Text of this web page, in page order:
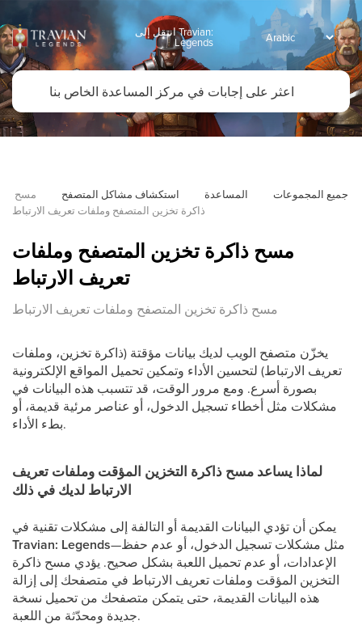
انتقل إلى Travian:
Legends
جميع المجموعات المساعدة استكشاف مشاكل المتصفح
مسح
ذاكرة تخزين المتصفح وملفات تعريف الارتباط
مسح ذاكرة تخزين المتصفح وملفات
تعريف الارتباط
مسح ذاكرة تخزين المتصفح وملفات تعريف الارتباط
يخزّن متصفح الويب لديك بيانات مؤقتة (ذاكرة تخزين، وملفات
تعريف الارتباط) لتحسين الأداء وتمكين تحميل المواقع الإلكترونية
بصورة أسرع. ومع مرور الوقت، قد تتسبب هذه البيانات في
مشكلات مثل أخطاء تسجيل الدخول، أو عناصر مرئية قديمة، أو
بطء الأداء.
لماذا يساعد مسح ذاكرة التخزين المؤقت وملفات تعريف
الارتباط لديك في ذلك
يمكن أن تؤدي البيانات القديمة أو التالفة إلى مشكلات تقنية في
Travian: Legends—مثل مشكلات تسجيل الدخول، أو عدم حفظ
الإعدادات، أو عدم تحميل اللعبة بشكل صحيح. يؤدي مسح ذاكرة
التخزين المؤقت وملفات تعريف الارتباط في متصفحك إلى إزالة
هذه البيانات القديمة، حتى يتمكن متصفحك من تحميل نسخة
جديدة ومحدّثة من اللعبة.